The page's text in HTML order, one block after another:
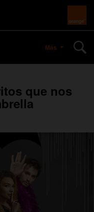
Más
que nos